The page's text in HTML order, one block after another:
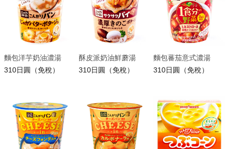
麵包洋芋奶油濃湯
310日圓（免稅）
酥皮派奶油鮮蘑湯
310日圓（免稅）
麵包蕃茄意式濃湯
310日圓（免稅）